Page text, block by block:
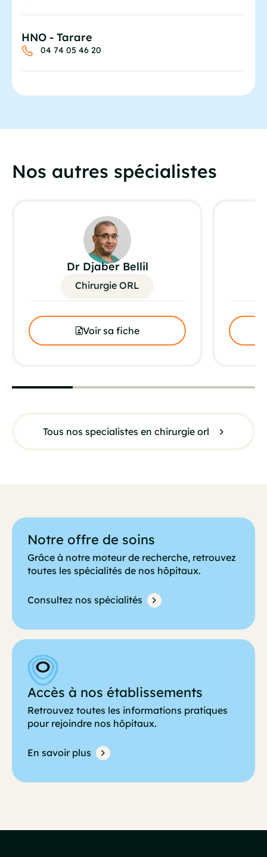
HNO - Tarare
04 74 05 46 20
Nos autres spécialistes
Tous nos specialistes en chirurgie orl
Dr Djaber Bellil
Chirurgie ORL
Voir sa fiche
Notre offre de soins
Grâce à notre moteur de recherche, retrouvez
toutes les spécialités de nos hôpitaux.
Consultez nos spécialités
Accès à nos établissements
Retrouvez toutes les informations pratiques
pour rejoindre nos hôpitaux.
En savoir plus